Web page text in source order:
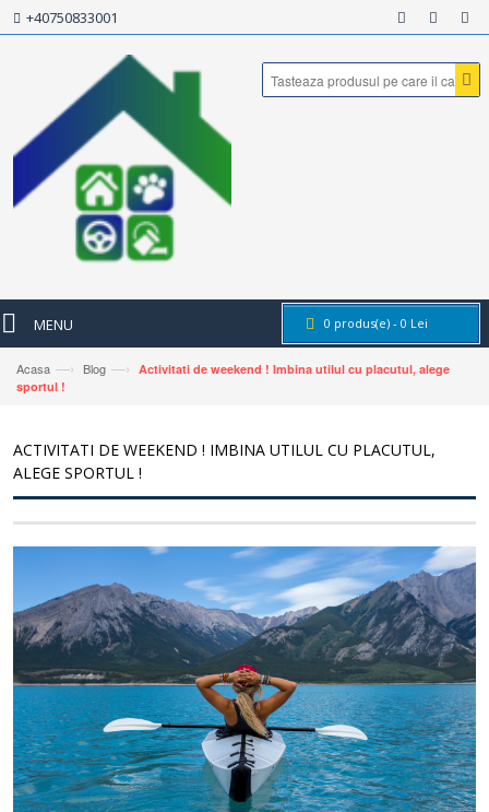
+40750833001
0 produs(e) - 0 Lei
MENU
Acasa —› Blog —› Activitati de weekend ! Imbina utilul cu placutul, alege
sportul !
ACTIVITATI DE WEEKEND ! IMBINA UTILUL CU PLACUTUL,
ALEGE SPORTUL !